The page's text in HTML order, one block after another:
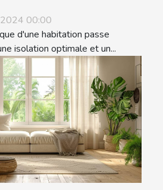
00:00
d'une habitation passe
isolation optimale et un...